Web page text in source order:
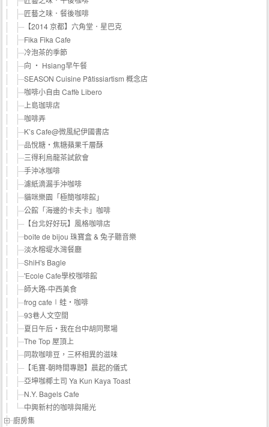
匠藝之味．餐後咖啡
【2014 京都】六角堂．星巴克
Fika Fika Cafe
冷泡茶的季節
向 ‧ Hsiang早午餐
SEASON Cuisine Pâtissiartism 概念店
咖啡小自由 Caffè Libero
上島珈琲店
咖啡弄
K’s Cafe@微風紀伊國書店
品悅糖‧焦糖蘋果千層酥
三得利烏龍茶試飲會
手沖冰咖啡
濾紙滴漏手沖咖啡
貓咪樂園「極簡咖啡館」
公館「海邊的卡夫卡」咖啡
【台北好好玩】風格咖啡店
boite de bijou 珠寶盒 & 兔子聽音樂
淡水榕堤水灣餐廳
ShiH's Bagle
'Ecole Cafe學校咖啡館
師大路-中西美食
frog cafe∣蛙‧咖啡
93巷人文空間
夏日午后‧我在台中胡同聚場
The Top 屋頂上
同款咖啡豆，三杯相異的滋味
【毛寶-朝時間專題】晨起的儀式
亞坤咖椰土司 Ya Kun Kaya Toast
N.Y. Bagels Cafe
中興新村的咖啡與陽光
廚房集